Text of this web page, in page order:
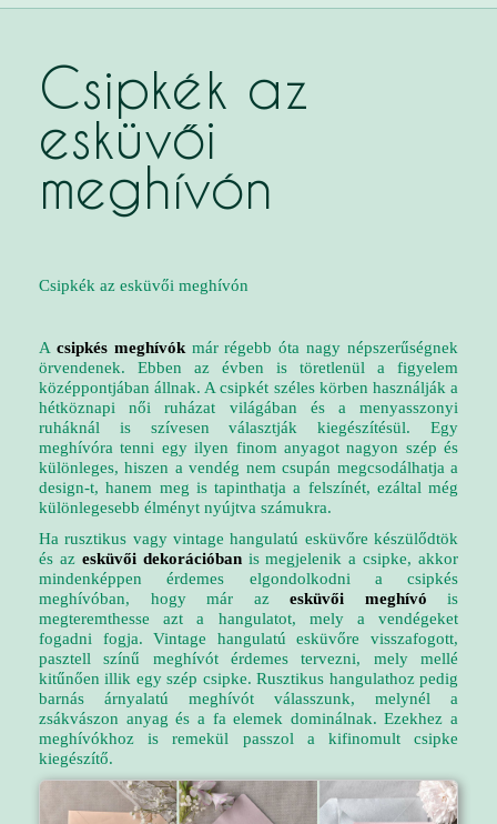
Csipkék az
esküvői
meghívón
Csipkék az esküvői meghívón
A csipkés meghívókmár régebb óta nagy népszerűségnek
örvendenek. Ebben az évben is töretlenül a figyelem
középpontjában állnak. A csipkét széles körben használják a
hétköznapi női ruházat világában és a menyasszonyi
ruháknál is szívesen választják kiegészítésül. Egy
meghívóra tenni egy ilyen finom anyagot nagyon szép és
különleges, hiszen a vendég nem csupán megcsodálhatja a
design-t, hanem meg is tapinthatja a felszínét, ezáltal még
különlegesebb élményt nyújtva számukra.
Ha rusztikus vagy vintage hangulatú esküvőre készülődtök
és az esküvői dekorációban is megjelenik a csipke, akkor
mindenképpen érdemes elgondolkodni a csipkés
meghívóban, hogy már az esküvői meghívó is
megteremthesse azt a hangulatot, mely a vendégeket
fogadni fogja. Vintage hangulatú esküvőre visszafogott,
pasztell színű meghívót érdemes tervezni, mely mellé
kitűnően illik egy szép csipke. Rusztikus hangulathoz pedig
barnás árnyalatú meghívót válasszunk, melynél a
zsákvászon anyag és a fa elemek dominálnak. Ezekhez a
meghívókhoz is remekül passzol a kifinomult csipke
kiegészítő.